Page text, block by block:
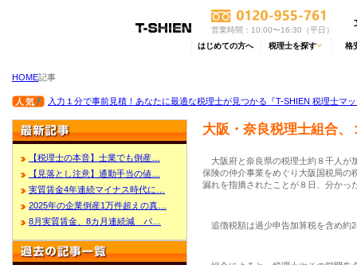
営業時間：10:00〜16:30（平日）
はじめての方へ 税理士を探す 格
HOME記事
入力１分で事前見積！あなたに最適な税理士が見つかる『T-SHIEN 税理士マ
【税理士の本音】士業でも倒産…
【見落とし注意】通勤手当の値…
実質賃金4年連続マイナス時代に…
2025年の企業倒産1万件超えの真…
8月実質賃金、8カ月連続減 パ…
大阪・奈良税理士組合
大阪府と奈良県の税理士約８千人が
保険の仲介事業をめぐり大阪国税局の
漏れを指摘されたことが８日、分かっ
追徴税額は過少申告加算税を含め約